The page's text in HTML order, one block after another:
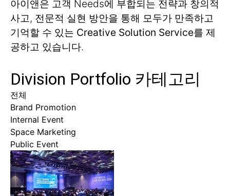
아이앤은 고객 Needs에 부합되는 전략과 창의적
사고, 전문적 실현 방안을 통해 모두가 만족하고
기억할 수 있는 Creative Solution Service를 제
공하고 있습니다.
Division Portfolio 카테고리
전체
Brand Promotion
Internal Event
Space Marketing
Public Event